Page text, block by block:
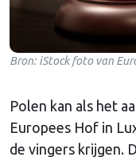
Bron: iStock foto van
Polen kan als het
Europees Hof in
de vingers krijgen.